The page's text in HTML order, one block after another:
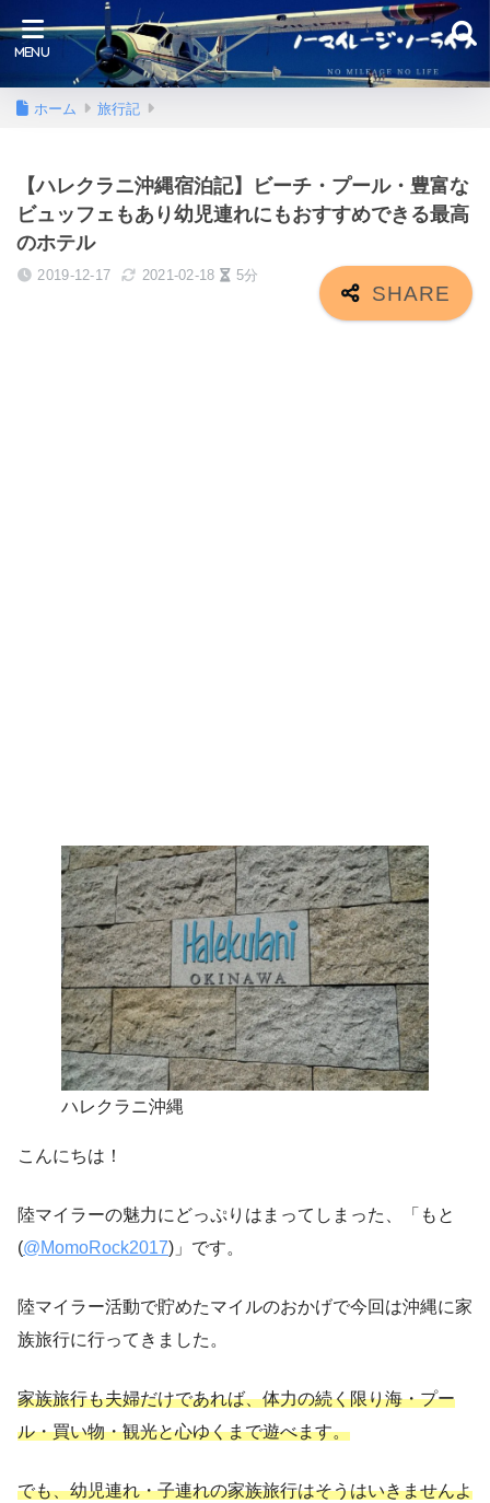
ホーム 旅行記
【ハレクラニ沖縄宿泊記】ビーチ・プール・豊富な
ビュッフェもあり幼児連れにもおすすめできる最高
のホテル
2019-12-17 2021-02-18 5分
ハレクラニ沖縄
こんにちは！
陸マイラーの魅力にどっぷりはまってしまった、「もと
(@MomoRock2017)」です。
陸マイラー活動で貯めたマイルのおかげで今回は沖縄に家
族旅行に行ってきました。
家族旅行も夫婦だけであれば、体力の続く限り海・プー
ル・買い物・観光と心ゆくまで遊べます。
でも、幼児連れ・子連れの家族旅行はそうはいきませんよ